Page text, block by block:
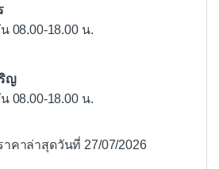
08.00-18.00 น.
ญ
08.00-18.00 น.
คาล่าสุดวันที่ 27/07/2026